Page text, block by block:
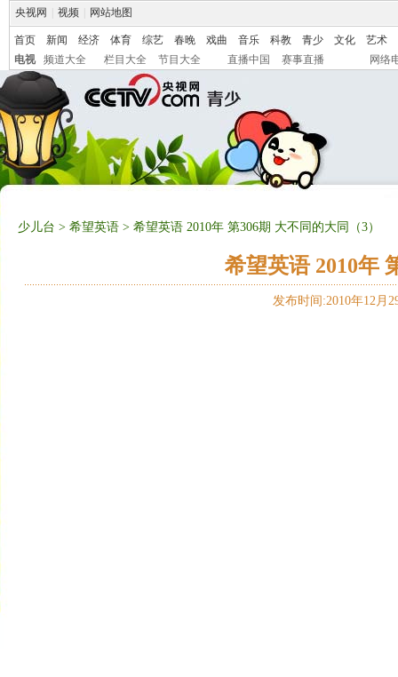
央视网 视频 网站地图
首页 新闻 经济 体育 综艺 春晚 戏曲 音乐 科教 青少 文化
艺术
电视
频道大全 栏目大全 节目大全 直播中国 赛事直播 网络
少儿台 > 希望英语 > 希望英语 2010年 第306期 大不同的大同（3）
希望英语 2010年
发布时间:2010年12月